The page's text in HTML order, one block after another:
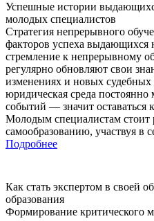
Успешные истории
молодых специалистов
Стратегия непрерывного
факторов успеха выдающихся
стремление к непрерывному
регулярно обновляют свои
изменениях и новых
юридическая среда постоянно
событий — значит оставаться
Молодым специалистам стоит
самообразованию, участвуя в
Подробнее
Как стать экспертом в своей
образования
Формирование